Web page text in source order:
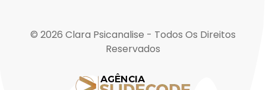
© 2026 Clara Psicanalise - Todos Os Direitos
Reservados